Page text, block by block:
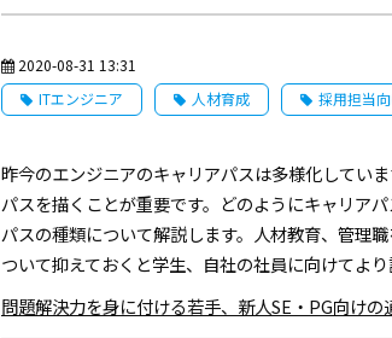
2020-08-31 13:31
ITエンジニア
人材育成 採用担当
昨今のエンジニアのキャリアパスは多様化してい
パスを描くことが重要です。どのようにキャリア
パスの種類について解説します。人材教育、管理
ついて抑えておくと学生、自社の社員に向けてよ
問題解決力を身に付ける若手、新人SE・PG向け